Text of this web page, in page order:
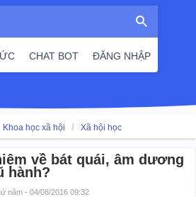
CHAT BOT ĐĂNG NHẬP
Khoa học xã hội Xã hội học
về bát quái, âm dương
hành?
năm - 04/08/2016 09:32